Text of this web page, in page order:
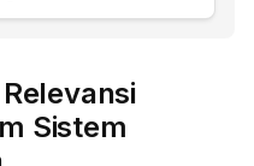
Sistem